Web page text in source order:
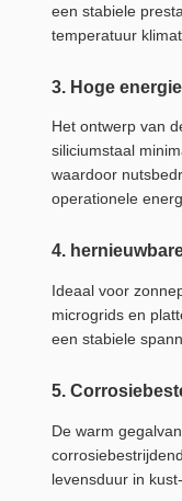
een stabiele
temperatuur
3. Hoge
Het ontwerp van
siliciumstaal
waardoor
operationele
4.
Ideaal voor
microgrids en
een stabiele
5.
De warm
levensduur in